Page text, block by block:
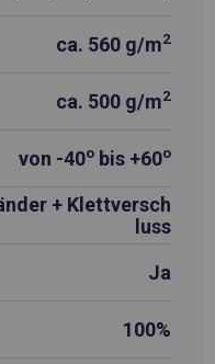
ca. 560 g/m2
ca. 500 g/m2
von -40o bis +60o
+ Klettversch
luss
Ja
100%